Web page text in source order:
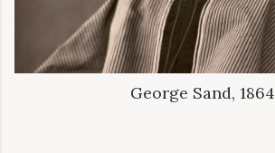
George Sand, 1864